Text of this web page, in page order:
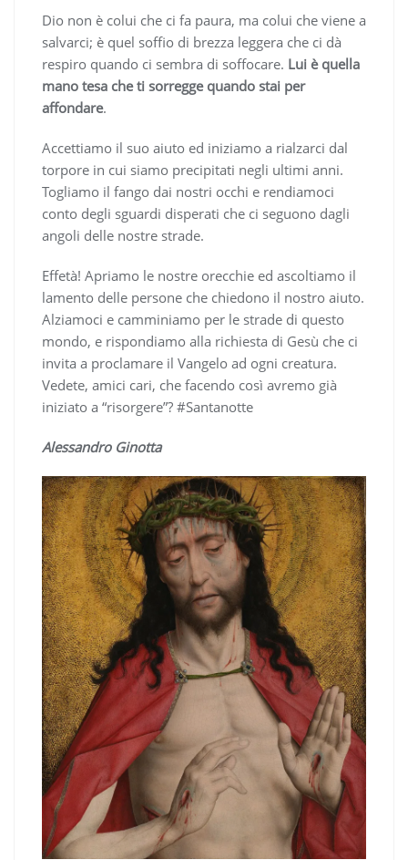
Dio non è colui che ci fa paura, ma colui che viene a
salvarci; è quel soffio di brezza leggera che ci dà
respiro quando ci sembra di soffocare. Lui è quella
mano tesa che ti sorregge quando stai per
affondare.
Accettiamo il suo aiuto ed iniziamo a rialzarci dal
torpore in cui siamo precipitati negli ultimi anni.
Togliamo il fango dai nostri occhi e rendiamoci
conto degli sguardi disperati che ci seguono dagli
angoli delle nostre strade.
Effetà! Apriamo le nostre orecchie ed ascoltiamo il
lamento delle persone che chiedono il nostro aiuto.
Alziamoci e camminiamo per le strade di questo
mondo, e rispondiamo alla richiesta di Gesù che ci
invita a proclamare il Vangelo ad ogni creatura.
Vedete, amici cari, che facendo così avremo già
iniziato a “risorgere”? #Santanotte
Alessandro Ginotta